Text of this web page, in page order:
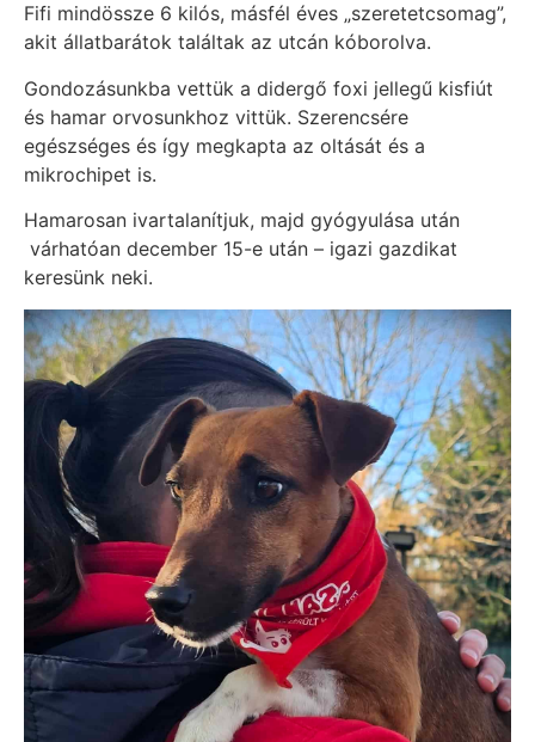
Fifi mindössze 6 kilós, másfél éves „szeretetcsomag”,
akit állatbarátok találtak az utcán kóborolva.
Gondozásunkba vettük a didergő foxi jellegű kisfiút
és hamar orvosunkhoz vittük. Szerencsére
egészséges és így megkapta az oltását és a
mikrochipet is.
Hamarosan ivartalanítjuk, majd gyógyulása után
várhatóan december 15-e után – igazi gazdikat
keresünk neki.